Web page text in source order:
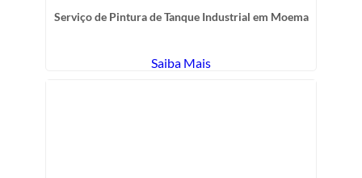
Serviço de Pintura de Tanque Industrial em Moema
Saiba Mais